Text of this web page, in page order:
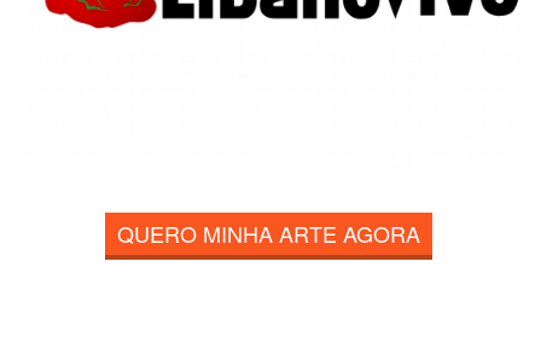
QUERO MINHA ARTE AGORA